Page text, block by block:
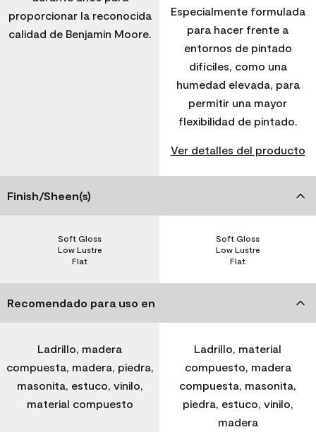
proporcionar la reconocida
calidad de Benjamin Moore.
Especialmente formulada
para hacer frente a
entornos de pintado
difíciles, como una
humedad elevada, para
permitir una mayor
flexibilidad de pintado.
Ver detalles del producto
Finish/Sheen(s)
Flat
Low Lustre
Soft Gloss
Flat
Low Lustre
Soft Gloss
Recomendado para uso en
Ladrillo, madera
compuesta, madera, piedra,
masonita, estuco, vinilo,
material compuesto
Ladrillo, material
compuesto, madera
compuesta, masonita,
piedra, estuco, vinilo,
madera